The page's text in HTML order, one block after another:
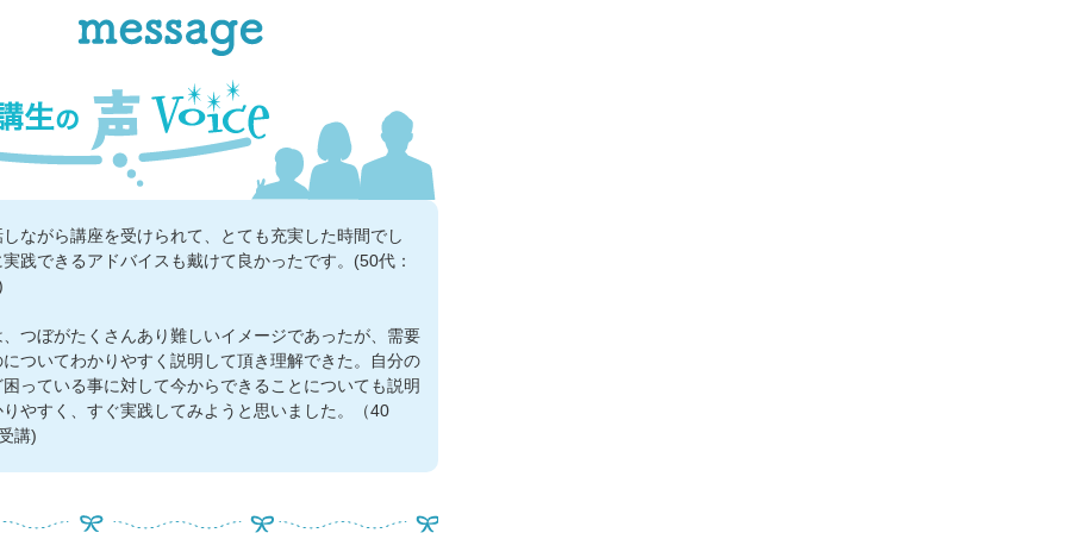
ながら講座を受けられて、とても充実した時間でし
践できるアドバイスも戴けて良かったです。(50代：
つぼがたくさんあり難しいイメージであったが、需要
ついてわかりやすく説明して頂き理解できた。自分の
っている事に対して今からできることについても説明
やすく、すぐ実践してみようと思いました。（40
講)